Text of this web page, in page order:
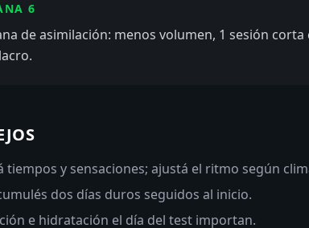
6
de asimilación: menos volumen, 1 sesión
tiempos y sensaciones; ajustá el ritmo según
dos días duros seguidos al inicio.
e hidratación el día del test importan.